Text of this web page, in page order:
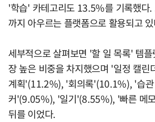
'학습' 카테고리도 13.5%를 기록했다.
까지 아우르는 플랫폼으로 활용되고
세부적으로 살펴보면 '할 일 목록' 템
장 높은 비중을 차지했으며 '일정 캘
계획'(11.2%), '회의록'(10.1%), '습
커'(9.05%), '일기'(8.55%), '빠른 메
뒤를 이었다.